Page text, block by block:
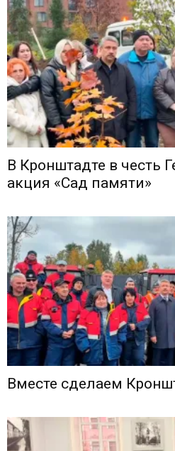
В Кронштадте в честь
акция «Сад памяти»
Вместе сделаем